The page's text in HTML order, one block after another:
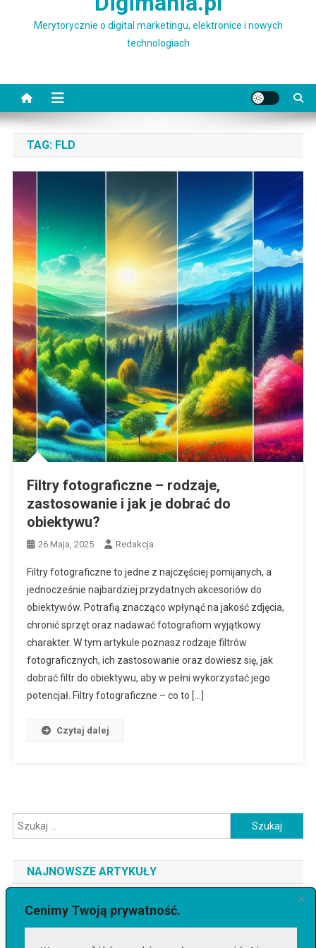
Cenimy Twoją prywatność.
Merytorycznie o digital marketingu, elektronice i nowych
technologiach
TAG: FLD
Filtry fotograficzne – rodzaje,
zastosowanie i jak je dobrać do
obiektywu?
26 Maja, 2025 Redakcja
Filtry fotograficzne to jedne z najczęściej pomijanych, a
jednocześnie najbardziej przydatnych akcesoriów do
obiektywów. Potrafią znacząco wpłynąć na jakość zdjęcia,
chronić sprzęt oraz nadawać fotografiom wyjątkowy
charakter. W tym artykule poznasz rodzaje filtrów
fotograficznych, ich zastosowanie oraz dowiesz się, jak
dobrać filtr do obiektywu, aby w pełni wykorzystać jego
potencjał. Filtry fotograficzne – co to […]
Czytaj dalej
Szukaj:
NAJNOWSZE ARTYKUŁY
Jaki telefon do 3500 zł wybrać? Ranking najlepszych modeli
[2026]